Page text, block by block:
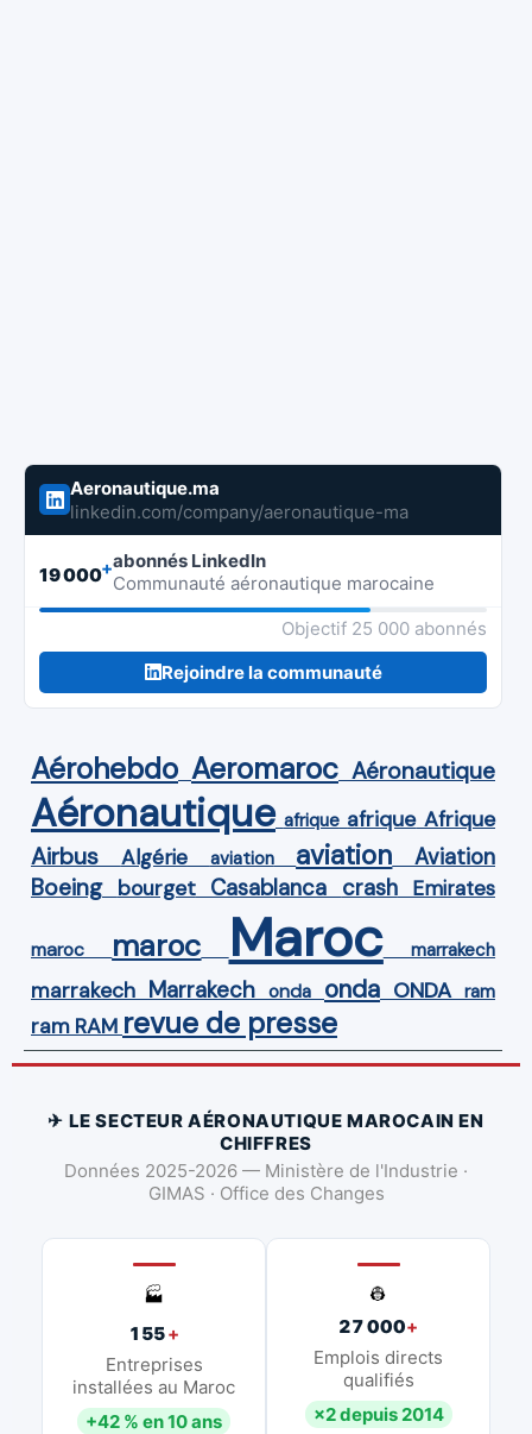
Aeronautique.ma
linkedin.com/company/aeronautique-ma
19 000+abonnés LinkedIn
Communauté aéronautique marocaine
Objectif 25 000 abonnés
Rejoindre la communauté
Aérohebdo Aeromaroc Aéronautique
Aéronautique afrique afrique Afrique
Airbus Algérie aviation aviation Aviation
Boeing bourget Casablanca crash Emirates
maroc maroc Maroc marrakech
marrakech Marrakech onda onda ONDA ram
ram RAM revue de presse
✈ LE SECTEUR AÉRONAUTIQUE MAROCAIN EN
CHIFFRES
Données 2025-2026 — Ministère de l'Industrie ·
GIMAS · Office des Changes
🏭
155+
Entreprises
installées au Maroc
+42 % en 10 ans
👷
27 000+
Emplois directs
qualifiés
×2 depuis 2014